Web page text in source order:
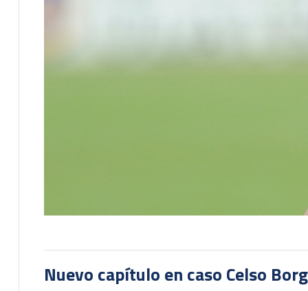
Nuevo capítulo en caso Celso